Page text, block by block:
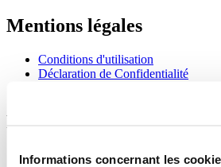
Informations concernant les
Mentions légales
Conditions d'utilisation
Déclaration de Confidentialité
Rejoignez le club
S'inscrire pour recevoir des informations